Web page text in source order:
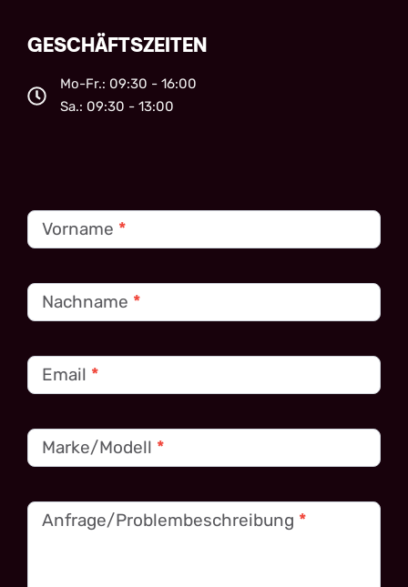
GESCHÄFTSZEITEN
Mo-Fr.: 09:30 - 16:00
Sa.: 09:30 - 13:00
Kontakt
Vorname *
Nachname *
Email *
Marke/Modell *
Anfrage/Problembeschreibung *